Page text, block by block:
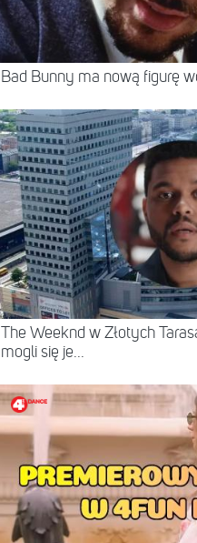
Bad Bunny ma nową figurę
The Weeknd w Złotych
mogli się je...